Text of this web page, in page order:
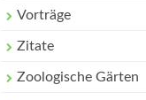
Vorträge
Zitate
Zoologische Gärten